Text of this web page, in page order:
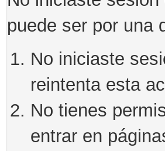
puede ser por una
No iniciaste
reintenta esta
No tienes
entrar en